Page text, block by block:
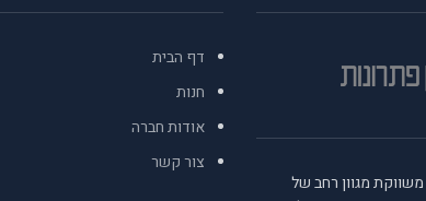
מגוון רחב של
דף הבית
חנות
אודות חברה
צור קשר